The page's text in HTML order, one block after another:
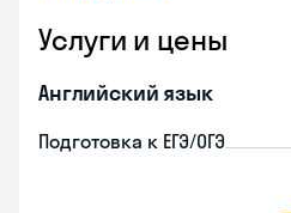
Услуги и цены
Английский язык
Подготовка к ЕГЭ/ОГЭ